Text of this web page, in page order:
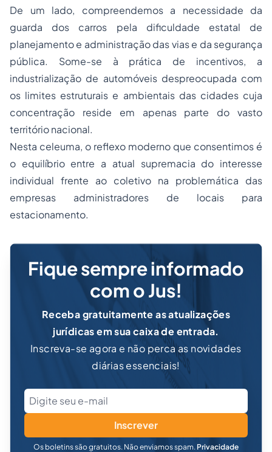
De um lado, compreendemos a necessidade da
guarda dos carros pela dificuldade estatal de
planejamento e administração das vias e da segurança
pública. Some-se à prática de incentivos, a
industrialização de automóveis despreocupada com
os limites estruturais e ambientais das cidades cuja
concentração reside em apenas parte do vasto
território nacional.
Nesta celeuma, o reflexo moderno que consentimos é
o equilíbrio entre a atual supremacia do interesse
individual frente ao coletivo na problemática das
empresas administradores de locais para
estacionamento.
Fique sempre informado
com o Jus!
Receba gratuitamente as atualizações
jurídicas em sua caixa de entrada.
Inscreva-se agora e não perca as novidades
diárias essenciais!
Inscrever
Os boletins são gratuitos. Não enviamos spam. Privacidade